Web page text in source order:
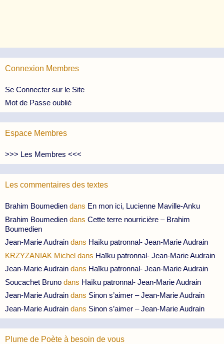
Connexion Membres
Se Connecter sur le Site
Mot de Passe oublié
Espace Membres
>>> Les Membres <<<
Les commentaires des textes
Brahim Boumedien dans En mon ici, Lucienne Maville-Anku
Brahim Boumedien dans Cette terre nourricière – Brahim
Boumedien
Jean-Marie Audrain dans Haïku patronnal- Jean-Marie Audrain
KRZYZANIAK Michel dans Haïku patronnal- Jean-Marie Audrain
Jean-Marie Audrain dans Haïku patronnal- Jean-Marie Audrain
Soucachet Bruno dans Haïku patronnal- Jean-Marie Audrain
Jean-Marie Audrain dans Sinon s’aimer – Jean-Marie Audrain
Jean-Marie Audrain dans Sinon s’aimer – Jean-Marie Audrain
Plume de Poète à besoin de vous